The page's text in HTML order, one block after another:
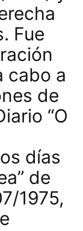
Fue
cabo a
de
“O
días
de
1975,